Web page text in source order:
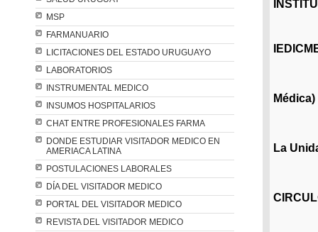
La
MSP
FARMANUARIO
LICITACIONES DEL ESTADO URUGUAYO
LABORATORIOS
INSTRUMENTAL MEDICO
INSUMOS HOSPITALARIOS
CHAT ENTRE PROFESIONALES FARMA
DONDE ESTUDIAR VISITADOR MEDICO EN
AMERIACA LATINA
POSTULACIONES LABORALES
DÍA DEL VISITADOR MEDICO
PORTAL DEL VISITADOR MEDICO
REVISTA DEL VISITADOR MEDICO